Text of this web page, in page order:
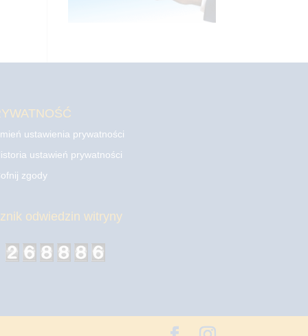
ustawienia prywatności
ustawień prywatności
zgody
odwiedzin witryny